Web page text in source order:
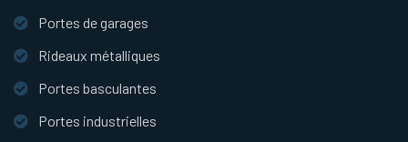
Portes de garages
Rideaux métalliques
Portes basculantes
Portes industrielles